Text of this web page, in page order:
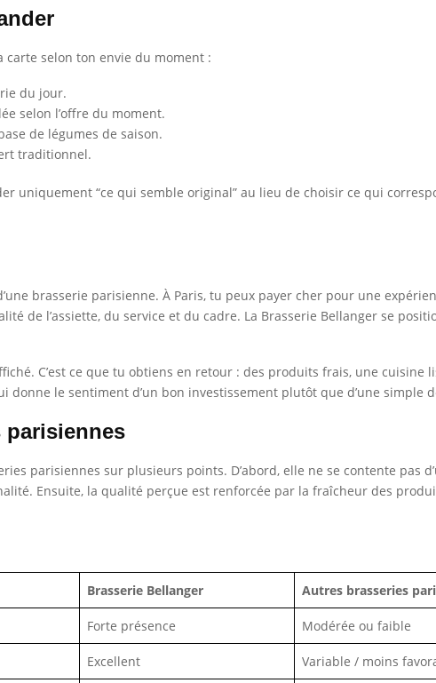
selon ton envie du moment :
du jour.
selon l’offre du moment.
de légumes de saison.
traditionnel.
uniquement “ce qui semble original” au lieu de choisir ce qui
brasserie parisienne. À Paris, tu peux payer cher pour une
de l’assiette, du service et du cadre. La Brasserie Bellanger se
C’est ce que tu obtiens en retour : des produits frais, une cuisine
donne le sentiment d’un bon investissement plutôt que d’une simple
parisiennes
parisiennes sur plusieurs points. D’abord, elle ne se contente pas
Ensuite, la qualité perçue est renforcée par la fraîcheur des
Brasserie Bellanger Autres brasseries
Forte présence Modérée ou faible
Excellent Variable / moins